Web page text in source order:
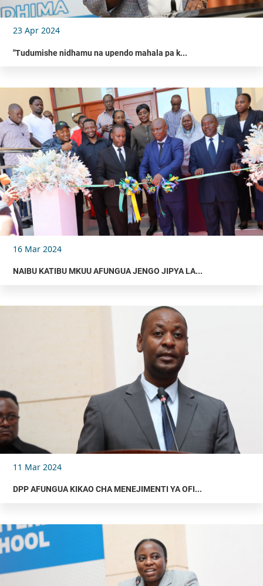
23 Apr 2024
"Tudumishe nidhamu na upendo mahala pa k...
16 Mar 2024
NAIBU KATIBU MKUU AFUNGUA JENGO JIPYA LA...
11 Mar 2024
DPP AFUNGUA KIKAO CHA MENEJIMENTI YA OFI...